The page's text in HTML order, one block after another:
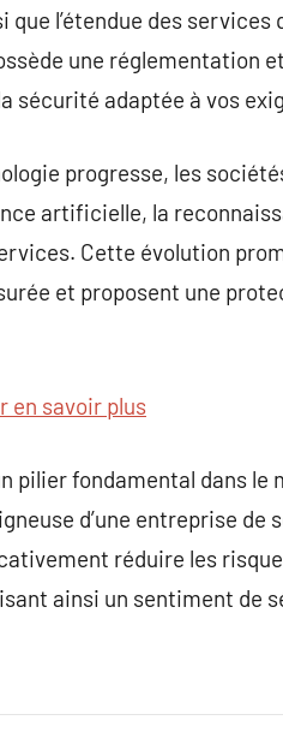
l’étendue des
une
sécurité adaptée à vos
progresse, les
artificielle, la
Cette évolution
et proposent une
en savoir plus
pilier fondamental dans
d’une entreprise de
réduire les
ainsi un sentiment de